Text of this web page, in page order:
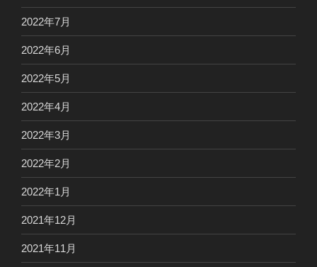
2022年7月
2022年6月
2022年5月
2022年4月
2022年3月
2022年2月
2022年1月
2021年12月
2021年11月